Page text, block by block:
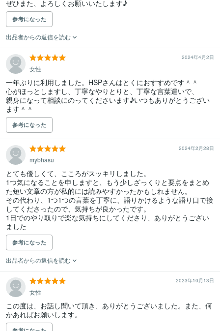
ぜひまた、よろしくお願いいたします♪
参考になった
出品者からの返信を読む
2024年4月2日
女性
一年ぶりに利用しました。HSPさんはとくにおすすめです＾＾
心がほっとしますし、丁寧なやりとりと、丁寧な言葉遣いで、
親身になって相談にのってくださいます♪いつもありがとうござい
ます＾＾
参考になった
2024年2月28日
mybhasu
とても優しくて、こころがスッキリしました。
1つ気になることを申しますと、もう少しざっくりと要点をまとめ
た短い文章の方が私的には読みやすかったかもしれません。
その代わり、1つ1つの言葉を丁寧に、語りかけるような語り口で接
してくださったので、気持ちが良かったです。
1日でのやり取りで楽な気持ちにしてくださり、ありがとうござい
ました
参考になった
出品者からの返信を読む
2023年10月13日
女性
この度は、お話し聞いて頂き、ありがとうございました。また、何
かあればお願いします。